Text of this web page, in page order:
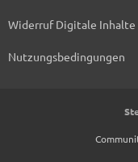
Widerruf Digitale Inhalte
Nutzungsbedingungen